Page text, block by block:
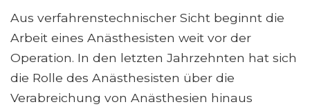
Aus verfahrenstechnischer Sicht beginnt die
Arbeit eines Anästhesisten weit vor der
Operation. In den letzten Jahrzehnten hat sich
die Rolle des Anästhesisten über die
Verabreichung von Anästhesien hinaus